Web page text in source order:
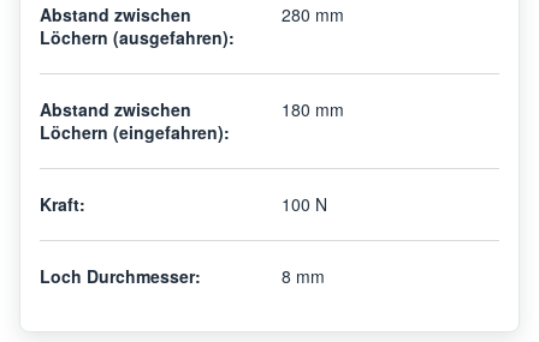
Abstand zwischen
Löchern (ausgefahren):
280 mm
Abstand zwischen
Löchern (eingefahren):
180 mm
Kraft: 100 N
Loch Durchmesser: 8 mm